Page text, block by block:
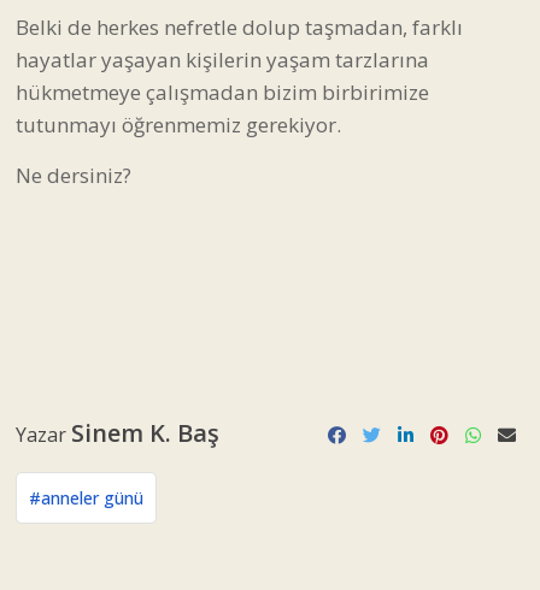
Belki de herkes nefretle dolup taşmadan, farklı
hayatlar yaşayan kişilerin yaşam tarzlarına
hükmetmeye çalışmadan bizim birbirimize
tutunmayı öğrenmemiz gerekiyor.
Ne dersiniz?
Yazar Sinem K. Baş
#anneler günü